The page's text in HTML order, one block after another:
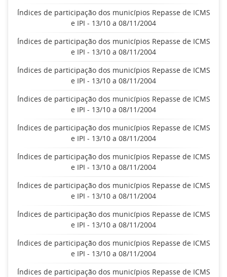
Índices de participação dos municípios Repasse de ICMS
e IPI - 13/10 a 08/11/2004
Índices de participação dos municípios Repasse de ICMS
e IPI - 13/10 a 08/11/2004
Índices de participação dos municípios Repasse de ICMS
e IPI - 13/10 a 08/11/2004
Índices de participação dos municípios Repasse de ICMS
e IPI - 13/10 a 08/11/2004
Índices de participação dos municípios Repasse de ICMS
e IPI - 13/10 a 08/11/2004
Índices de participação dos municípios Repasse de ICMS
e IPI - 13/10 a 08/11/2004
Índices de participação dos municípios Repasse de ICMS
e IPI - 13/10 a 08/11/2004
Índices de participação dos municípios Repasse de ICMS
e IPI - 13/10 a 08/11/2004
Índices de participação dos municípios Repasse de ICMS
e IPI - 13/10 a 08/11/2004
Índices de participação dos municípios Repasse de ICMS